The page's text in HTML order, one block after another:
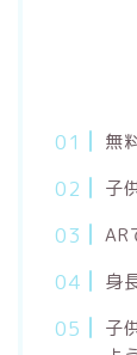
無
子
AR
身
子